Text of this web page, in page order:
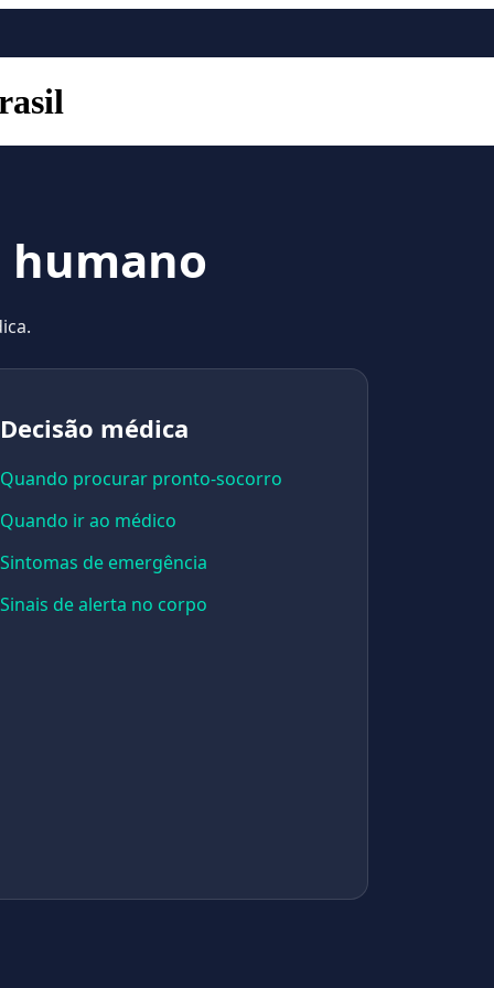
humano
Decisão médica
Quando procurar pronto-socorro
Quando ir ao médico
Sintomas de emergência
Sinais de alerta no corpo